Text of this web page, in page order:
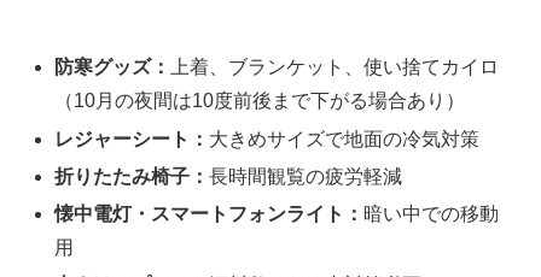
防寒グッズ：
上着、ブランケット、使い捨てカイロ
（10月の夜間は10度前後まで下がる場合あり）
レジャーシート： 大きめサイズで地面の冷気対策
折りたたみ椅子：長時間観覧の疲労軽減
懐中電灯・スマートフォンライト： 暗い中での移動
用